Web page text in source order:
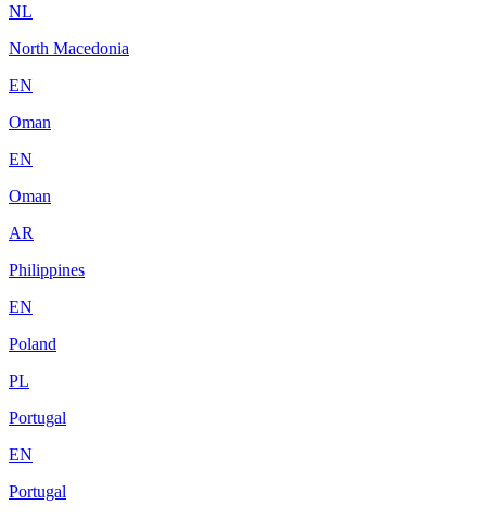
NL
North Macedonia
EN
Oman
EN
Oman
AR
Philippines
EN
Poland
PL
Portugal
EN
Portugal